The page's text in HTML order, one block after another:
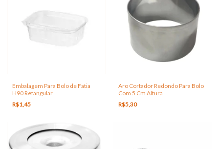
Embalagem Para Bolo de Fatia
H90 Retangular
R$1,45
Aro Cortador Redondo Para Bolo
Com 5 Cm Altura
R$5,30